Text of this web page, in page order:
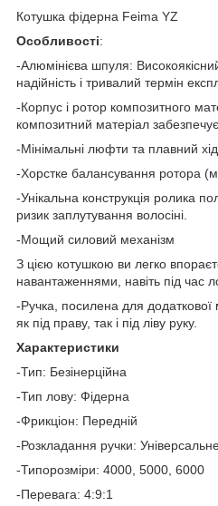
Котушка фідерна Feima YZ
Особливості:
-Алюмінієва шпуля:
надійність і тривалий термін
-Корпус і ротор композитного
композитний матеріал забезпечує
-Мінімальні люфти та плавний хід
-Хорстке балансування ротора
-Унікальна конструкція ролика
ризик заплутування волосіні.
-Мощий силовий механізм
З цією котушкою ви легко
навантаженнями, навіть під час
-Ручка, посилена для додаткової
як під праву, так і під ліву руку.
Характеристики
-Тип: Безінерційна
-Тип лову: Фідерна
-Фрикціон: Передній
-Розкладання ручки:
-Типорозміри: 4000, 5000, 6000
-Перевага: 4:9:1